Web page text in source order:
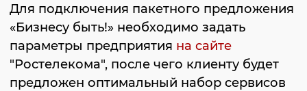
Для подключения пакетного предложения
«Бизнесу быть!» необходимо задать
параметры предприятия на сайте
"Ростелекома", после чего клиенту будет
предложен оптимальный набор сервисов